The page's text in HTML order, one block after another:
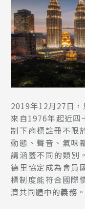
2019年12月27日
來自1976年起近四
制下商標註冊不限
動態、聲音、氣味
請涵蓋不同的類別
德里協定成為會員
標制度能符合國際
濟共同體中的義務。